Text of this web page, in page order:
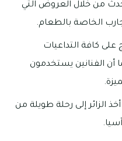
من خلال العروض التي
الخاصة بالطعام.
على كافة التداعيات
أن الفنانين يستخدمون
الزائر إلى رحلة طويلة من